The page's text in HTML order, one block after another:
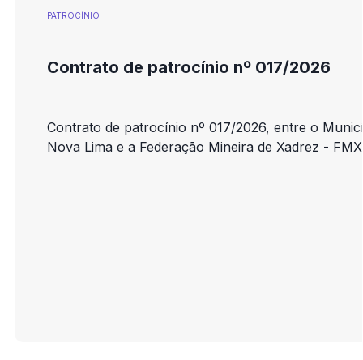
PATROCÍNIO
Contrato de patrocínio nº 017/2026
Contrato de patrocínio nº 017/2026, entre o
Nova Lima e a Federação Mineira de Xadrez -